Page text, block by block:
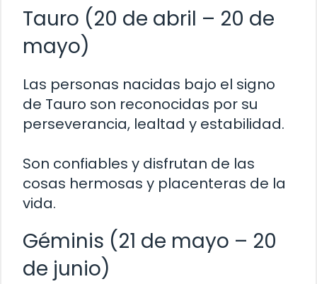
Tauro (20 de abril – 20 de
mayo)
Las personas nacidas bajo el signo
de Tauro son reconocidas por su
perseverancia, lealtad y estabilidad.
Son confiables y disfrutan de las
cosas hermosas y placenteras de la
vida.
Géminis (21 de mayo – 20
de junio)